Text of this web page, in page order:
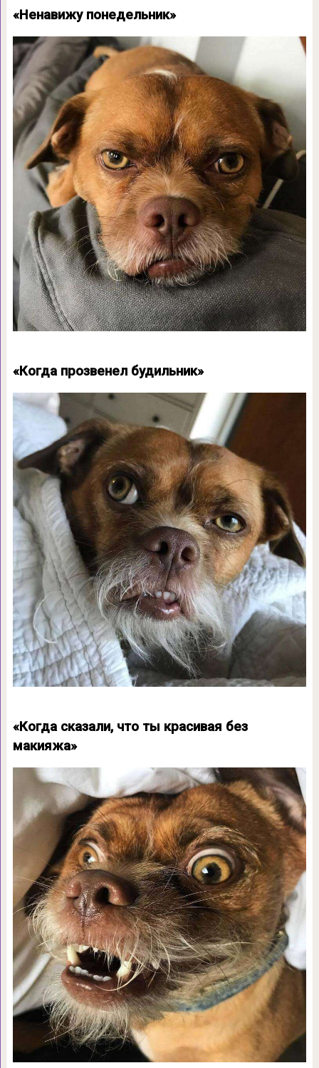
«Ненавижу понедельник»
«Когда прозвенел будильник»
«Когда сказали, что ты красивая без
макияжа»